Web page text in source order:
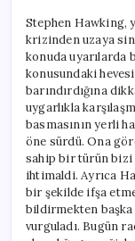
Stephen Hawking,
krizinden uzaya
konuda uyarılarda
konusundaki
barındırdığına
uygarlıkla
basmasının yerli
öne sürdü. Ona
sahip bir türün bizi
ihtimaldi. Ayrıca
bir şekilde ifşa
bildirmekten
vurguladı. Bugün